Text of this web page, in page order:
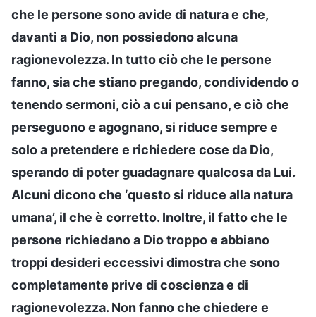
che le persone sono avide di natura e che,
davanti a Dio, non possiedono alcuna
ragionevolezza. In tutto ciò che le persone
fanno, sia che stiano pregando, condividendo o
tenendo sermoni, ciò a cui pensano, e ciò che
perseguono e agognano, si riduce sempre e
solo a pretendere e richiedere cose da Dio,
sperando di poter guadagnare qualcosa da Lui.
Alcuni dicono che ‘questo si riduce alla natura
umana’, il che è corretto. Inoltre, il fatto che le
persone richiedano a Dio troppo e abbiano
troppi desideri eccessivi dimostra che sono
completamente prive di coscienza e di
ragionevolezza. Non fanno che chiedere e